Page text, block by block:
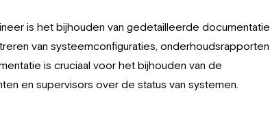
is het bijhouden van gedetailleerde documentatie
van systeemconfiguraties, onderhoudsrapporten
is cruciaal voor het bijhouden van de
en supervisors over de status van systemen.